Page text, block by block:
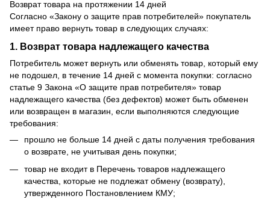
Возврат товара на протяжении 14 дней
Согласно «Закону о защите прав потребителей» покупатель
имеет право вернуть товар в следующих случаях:
1. Возврат товара надлежащего качества
Потребитель может вернуть или обменять товар, который ему
не подошел, в течение 14 дней с момента покупки: согласно
статье 9 Закона «О защите прав потребителя» товар
надлежащего качества (без дефектов) может быть обменен
или возвращен в магазин, если выполняются следующие
требования:
прошло не больше 14 дней с даты получения требования
о возврате, не учитывая день покупки;
товар не входит в Перечень товаров надлежащего
качества, которые не подлежат обмену (возврату),
утвержденного Постановлением КМУ;